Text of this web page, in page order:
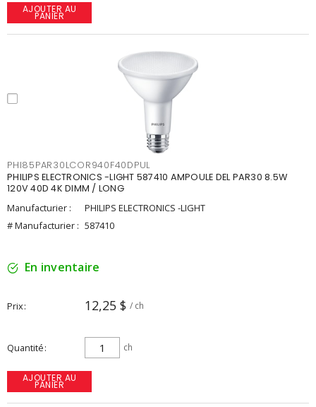
AJOUTER AU
PANIER
PHI85PAR30LCOR940F40DPUL
PHILIPS ELECTRONICS -LIGHT 587410 AMPOULE DEL PAR30 8.5W
120V 40D 4K DIMM / LONG
Manufacturier :
PHILIPS ELECTRONICS -LIGHT
# Manufacturier : 587410
En inventaire
Prix 12,25 $ / ch
Quantité ch
AJOUTER AU
PANIER